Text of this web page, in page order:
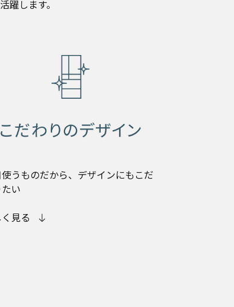
躍します。
うものだから、デザインにもこだ
い
見る